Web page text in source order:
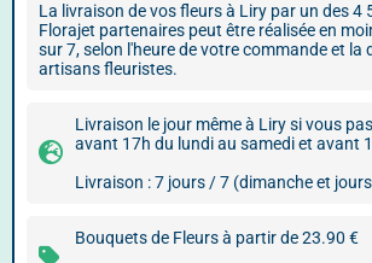
La livraison de vos fleurs à Liry par un des 4
Florajet partenaires peut être réalisée en
sur 7, selon l'heure de votre commande et la
artisans fleuristes.
Livraison le jour même à Liry si vous
avant 17h du lundi au samedi et avant
Livraison : 7 jours / 7 (dimanche et
Bouquets de Fleurs à partir de 23.90 €